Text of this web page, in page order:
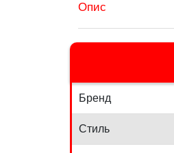
Опис
Бренд
Стиль